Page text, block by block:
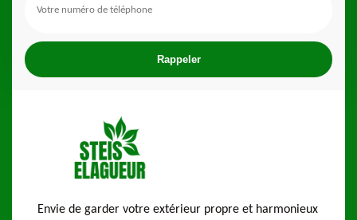
Envie de garder votre extérieur propre et harmonieux